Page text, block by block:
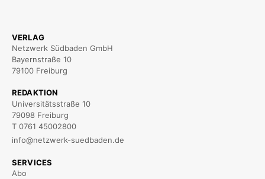
VERLAG
Netzwerk Südbaden GmbH
Bayernstraße 10
79100 Freiburg
REDAKTION
Universitätsstraße 10
79098 Freiburg
T 0761 45002800
info@netzwerk-suedbaden.de
SERVICES
Abo